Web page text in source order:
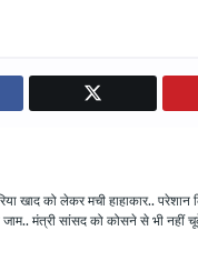
खाद को लेकर मची हाहाकार..
जाम.. मंत्री सांसद को कोसने से भी नहीं